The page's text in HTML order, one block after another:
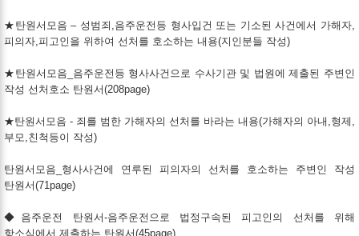
★탄원서모음 – 성범죄,음주운전등 형사입건 또는 기소된 사건에서 가해자,
피의자,피고인을 위하여 선처를 호소하는 내용(지인분들 작성)
★탄원서모음_음주운전등 형사사건으로 수사기관 및 법원에 제출된 주변인
작성 선처호소 탄원서(208page)
★탄원서모음 - 죄를 범한 가해자의 선처를 바라는 내용(가해자의 아내,형제,
부모,친척등이 작성)
탄원서모음_형사사건에 연루된 피의자의 선처를 호소하는 주변인 작성
탄원서(71page)
◆음주운전 탄원서-음주운전으로 법정구속된 피고인의 선처를 위해
항소심에서 제출하는 탄원서(45page)